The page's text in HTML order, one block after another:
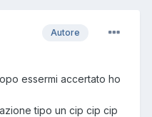
Autore
essermi accertato ho
tipo un cip cip cip